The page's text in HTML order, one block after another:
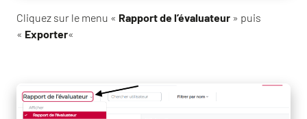
Cliquez sur le menu « Rapport de l’évaluateur » puis
« Exporter«